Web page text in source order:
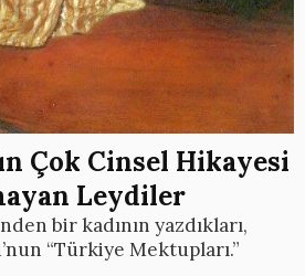
Çok Cinsel Hikayesi
Leydiler
bir kadının yazdıkları,
“Türkiye Mektupları.”